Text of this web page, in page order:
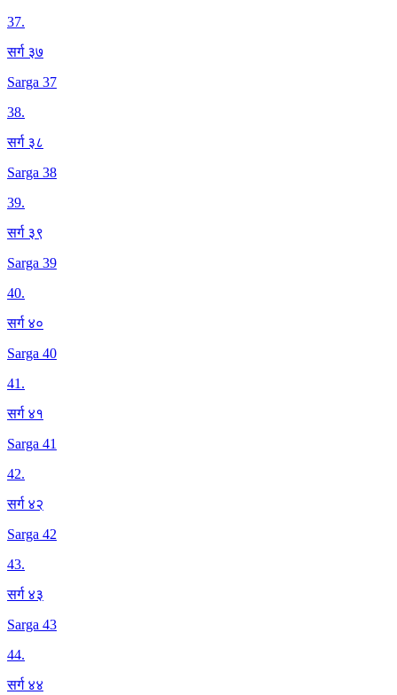
37.
सर्ग ३७
Sarga 37
38.
सर्ग ३८
Sarga 38
39.
सर्ग ३९
Sarga 39
40.
सर्ग ४०
Sarga 40
41.
सर्ग ४१
Sarga 41
42.
सर्ग ४२
Sarga 42
43.
सर्ग ४३
Sarga 43
44.
सर्ग ४४